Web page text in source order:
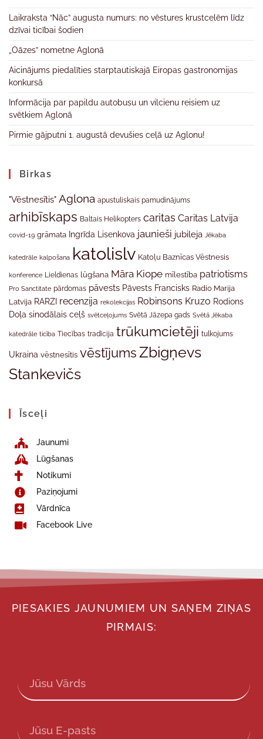
Laikraksta “Nāc” augusta numurs: no vēstures krustcelēm līdz
dzīvai ticībai šodien
„Oāzes” nometne Aglonā
Aicinājums piedalīties starptautiskajā Eiropas gastronomijas
konkursā
Informācija par papildu autobusu un vilcienu reisiem uz
svētkiem Aglonā
Pirmie gājputni 1. augustā devušies ceļā uz Aglonu!
Birkas
"Vēstnesītis" Aglona apustuliskais pamudinājums
arhibīskaps Baltais Helikopters caritas Caritas Latvija
covid-19 grāmata Ingrīda Lisenkova jaunieši jubileja Jēkaba
katedrāle kalpošana katolislv Katoļu Baznīcas Vēstnesis
konference Lieldienas lūgšana Māra Kiope mīlestība patriotisms
Pro Sanctitate pārdomas pāvests Pāvests Francisks Radio Marija
Latvija RARZI recenzija rekolekcijas Robinsons Kruzo Rodions
Doļa sinodālais ceļš svētceļojums Svētā Jāzepa gads Svētā Jēkaba
katedrāle ticība Tiecības tradīcija trūkumcietēji tulkojums
Ukraina vēstnesītis vēstījumsZbigņevs
Stankevičs
Īsceļi
Jaunumi
Lūgšanas
Notikumi
Paziņojumi
Vārdnīca
Facebook Live
PIESAKIES JAUNUMIEM UN SAŅEM ZIŅAS
PIRMAIS: